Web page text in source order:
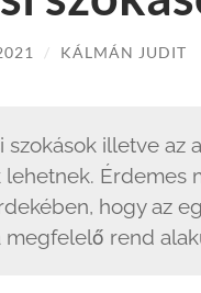
/ KÁLMÁN JUDIT
szokások illetve
Érdemes
hogy az
megfelelő rend